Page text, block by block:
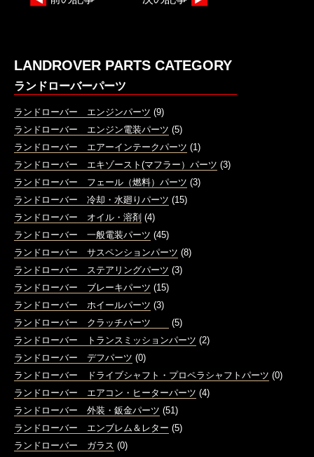
LANDROVER PARTS CATEGORY
ランドローバーパーツ
ランドローバー エンジンパーツ (9)
ランドローバー エンジン電装パーツ (5)
ランドローバー エアーインテークパーツ (1)
ランドローバー エキゾースト(マフラー）パーツ (3)
ランドローバー フェール（燃料）パーツ (3)
ランドローバー 冷却・水廻りパーツ (15)
ランドローバー オイル・溶剤 (4)
ランドローバー 一般電装パーツ (45)
ランドローバー サスペンションパーツ (8)
ランドローバー ステアリングパーツ (3)
ランドローバー ブレーキパーツ (15)
ランドローバー ホイールパーツ (3)
ランドローバー クラッチパーツ
(5)
ランドローバー トランスミッションパーツ (2)
ランドローバー デフパーツ (0)
ランドローバー ドライブシャフト・プロペラシャフトパーツ (0)
ランドローバー エアコン・ヒーターパーツ (4)
ランドローバー 外装・鈑金パーツ (51)
ランドローバー エンブレム＆レター (5)
ランドローバー ガラス (0)